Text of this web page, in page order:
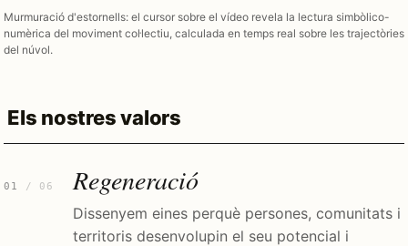
Murmuració d'estornells: el cursor sobre el vídeo revela la lectura simbòlico-
numèrica del moviment col·lectiu, calculada en temps real sobre les trajectòries
del núvol.
Els nostres valors
01 / 06 Regeneració
Dissenyem eines perquè persones, comunitats i
territoris desenvolupin el seu potencial i